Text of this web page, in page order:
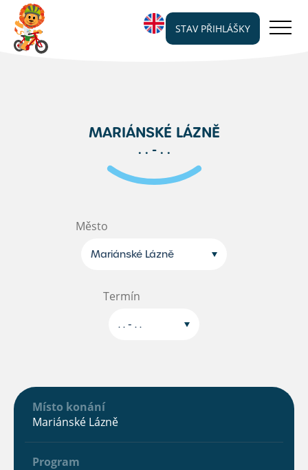
STAV PŘIHLÁŠKY
MARIÁNSKÉ LÁZNĚ
. . - . .
Město
Mariánské Lázně
Termín
. . - . .
Místo konání
Mariánské Lázně
Program